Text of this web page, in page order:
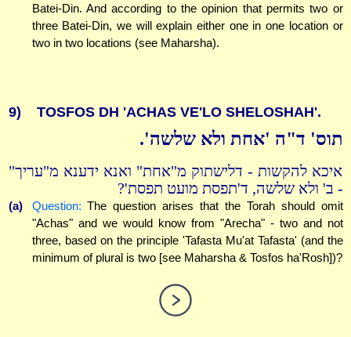
Batei-Din. And according to the opinion that permits two or
three Batei-Din, we will explain either one in one location or
two in two locations (see Maharsha).
9) TOSFOS DH 'ACHAS VE'LO SHELOSHAH'.
תוס' ד"ה 'אחת ולא שלשה'.
איכא להקשות - דלישתוק מ"אחת" ואנא ידענא מ"עריך"
- ב' ולא שלשה, ד'תפסת מועט תפסת'?
(a) Question: The question arises that the Torah should omit
"Achas" and we would know from "Arecha" - two and not
three, based on the principle 'Tafasta Mu'at Tafasta' (and the
minimum of plural is two [see Maharsha & Tosfos ha'Rosh])?